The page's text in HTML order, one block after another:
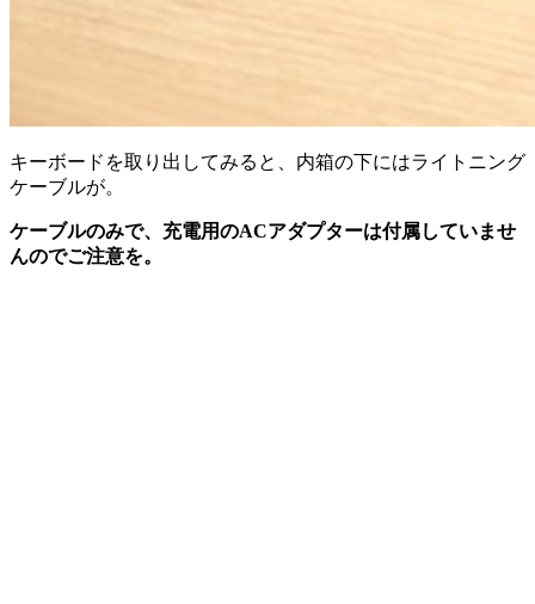
キーボードを取り出してみると、内箱の下にはライトニング
ケーブルが。
ケーブルのみで、充電用のACアダプターは付属していませ
んのでご注意を。